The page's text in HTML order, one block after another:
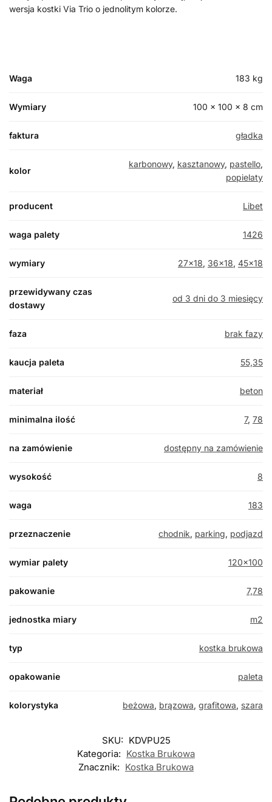
wersja kostki Via Trio o jednolitym kolorze.
Waga 183 kg
Wymiary 100 × 100 × 8 cm
faktura gładka
kolor
karbonowy, kasztanowy, pastello,
popielaty
producent Libet
waga palety 1426
wymiary 27×18, 36×18, 45×18
przewidywany czas
dostawy
od 3 dni do 3 miesięcy
faza brak fazy
kaucja paleta 55,35
materiał beton
minimalna ilość 7, 78
na zamówienie dostępny na zamówienie
wysokość 8
waga 183
przeznaczenie chodnik, parking, podjazd
wymiar palety 120×100
pakowanie 7,78
jednostka miary m2
typ kostka brukowa
opakowanie paleta
kolorystyka beżowa, brązowa, grafitowa, szara
SKU: KDVPU25
Kategoria: Kostka Brukowa
Znacznik: Kostka Brukowa